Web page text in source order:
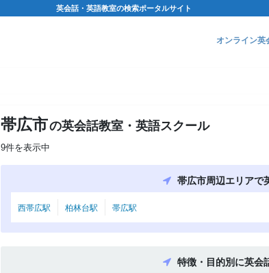
英会話・英語教室の検索ポータルサイト
オンライン英
帯広市の英会話教室・英語スクール
9件を表示中
帯広市周辺エリアで
西帯広駅 柏林台駅 帯広駅
特徴・目的別に英会